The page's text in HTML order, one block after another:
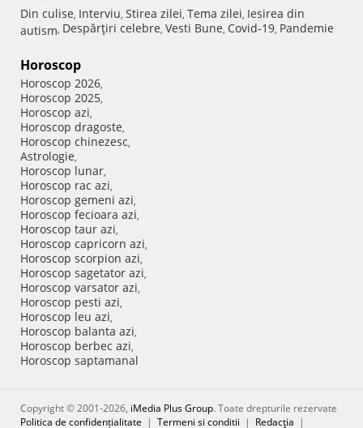
Din culise, Interviu, Stirea zilei, Tema zilei, Iesirea din
autism, Despărţiri celebre, Vesti Bune, Covid-19, Pandemie
Horoscop
Horoscop 2026,
Horoscop 2025,
Horoscop azi,
Horoscop dragoste,
Horoscop chinezesc,
Astrologie,
Horoscop lunar,
Horoscop rac azi,
Horoscop gemeni azi,
Horoscop fecioara azi,
Horoscop taur azi,
Horoscop capricorn azi,
Horoscop scorpion azi,
Horoscop sagetator azi,
Horoscop varsator azi,
Horoscop pesti azi,
Horoscop leu azi,
Horoscop balanta azi,
Horoscop berbec azi,
Horoscop saptamanal
Copyright © 2001-2026, iMedia Plus Group. Toate drepturile rezervate
Politica de confidențialitate | Termeni si conditii | Redacţia |